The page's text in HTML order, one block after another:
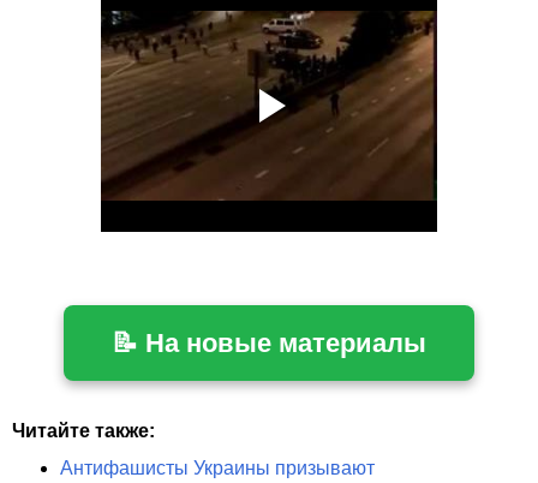
📝 На новые материалы
Читайте также:
Антифашисты Украины призывают